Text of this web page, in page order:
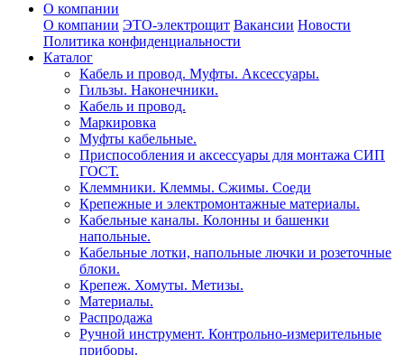
О компании
О компании ЭТО-электрощит Вакансии Новости
Политика конфиденциальности
Каталог
Кабель и провод. Муфты. Аксессуары.
Гильзы. Наконечники.
Кабель и провод.
Маркировка
Муфты кабельные.
Приспособления и аксессуары для монтажа СИП
ГОСТ.
Клеммники. Клеммы. Сжимы. Соеди
Крепежные и электромонтажные материалы.
Кабельные каналы. Колонны и башенки
напольные.
Кабельные лотки, напольные лючки и розеточные
блоки.
Крепеж. Хомуты. Метизы.
Материалы.
Распродажа
Ручной инструмент. Контрольно-измерительные
приборы.